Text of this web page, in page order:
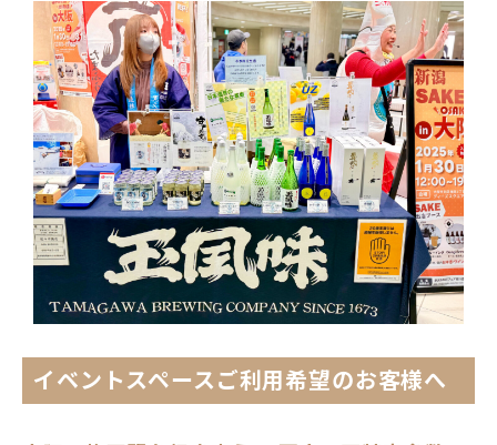
イベントスペースご利用希望のお客様へ